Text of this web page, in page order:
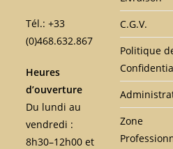
Tél.: +33
(0)468.632.867
Heures
d’ouverture
Du lundi au
vendredi :
8h30–12h00 et
C.G.V.
Politique
Zone